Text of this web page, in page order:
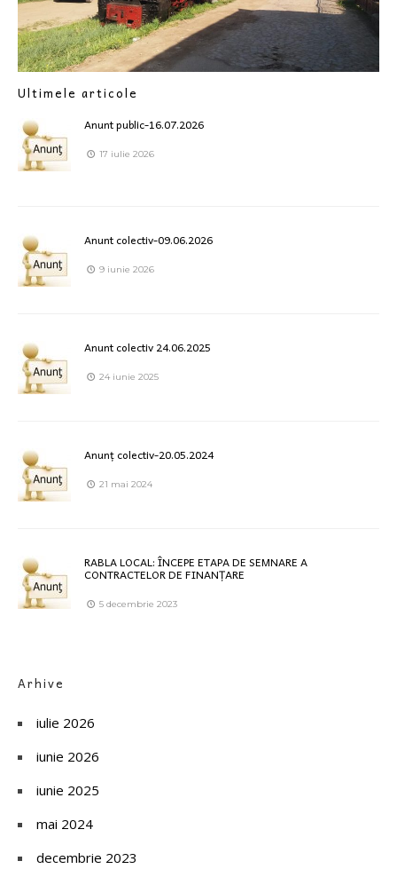
Ultimele articole
Anunt public-16.07.2026
17 iulie 2026
Anunt colectiv-09.06.2026
9 iunie 2026
Anunt colectiv 24.06.2025
24 iunie 2025
Anunț colectiv-20.05.2024
21 mai 2024
RABLA LOCAL: ÎNCEPE ETAPA DE SEMNARE A
CONTRACTELOR DE FINANȚARE
5 decembrie 2023
Arhive
iulie 2026
iunie 2026
iunie 2025
mai 2024
decembrie 2023